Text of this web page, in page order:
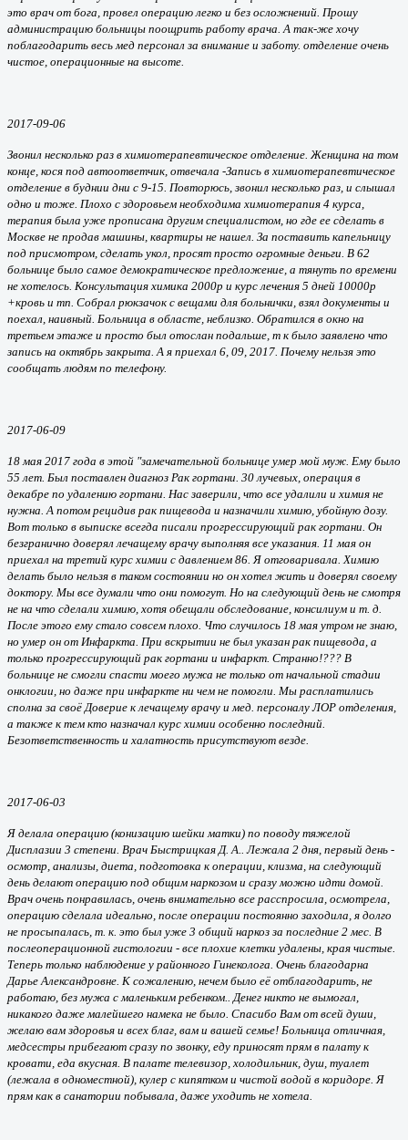
это врач от бога, провел операцию легко и без осложнений. Прошу
администрацию больницы поощрить работу врача. А так-же хочу
поблагодарить весь мед персонал за внимание и заботу. отделение очень
чистое, операционные на высоте.
2017-09-06
Звонил несколько раз в химиотерапевтическое отделение. Женщина на том
конце, кося под автоответчик, отвечала -Запись в химиотерапевтическое
отделение в буднии дни с 9-15. Повторюсь, звонил несколько раз, и слышал
одно и тоже. Плохо с здоровьем необходима химиотерапия 4 курса,
терапия была уже прописана другим специалистом, но где ее сделать в
Москве не продав машины, квартиры не нашел. За поставить капельницу
под присмотром, сделать укол, просят просто огромные деньги. В 62
больнице было самое демократическое предложение, а тянуть по времени
не хотелось. Консультация химика 2000р и курс лечения 5 дней 10000р
+кровь и тп. Собрал рюкзачок с вещами для больнички, взял документы и
поехал, наивный. Больница в областе, неблизко. Обратился в окно на
третьем этаже и просто был отослан подальше, т к было заявлено что
запись на октябрь закрыта. А я приехал 6, 09, 2017. Почему нельзя это
сообщать людям по телефону.
2017-06-09
18 мая 2017 года в этой "замечательной больнице умер мой муж. Ему было
55 лет. Был поставлен диагноз Рак гортани. 30 лучевых, операция в
декабре по удалению гортани. Нас заверили, что все удалили и химия не
нужна. А потом рецидив рак пищевода и назначили химию, убойную дозу.
Вот только в выписке всегда писали прогрессирующий рак гортани. Он
безгранично доверял лечащему врачу выполняя все указания. 11 мая он
приехал на третий курс химии с давлением 86. Я отговаривала. Химию
делать было нельзя в таком состоянии но он хотел жить и доверял своему
доктору. Мы все думали что они помогут. Но на следующий день не смотря
не на что сделали химию, хотя обещали обследование, консилиум и т. д.
После этого ему стало совсем плохо. Что случилось 18 мая утром не знаю,
но умер он от Инфаркта. При вскрытии не был указан рак пищевода, а
только прогрессирующий рак гортани и инфаркт. Странно!??? В
больнице не смогли спасти моего мужа не только от начальной стадии
онклогии, но даже при инфаркте ни чем не помогли. Мы расплатились
сполна за своё Доверие к лечащему врачу и мед. персоналу ЛОР отделения,
а также к тем кто назначал курс химии особенно последний.
Безответственность и халатность присутствуют везде.
2017-06-03
Я делала операцию (конизацию шейки матки) по поводу тяжелой
Дисплазии 3 степени. Врач Быстрицкая Д. А.. Лежала 2 дня, первый день -
осмотр, анализы, диета, подготовка к операции, клизма, на следующий
день делают операцию под общим наркозом и сразу можно идти домой.
Врач очень понравилась, очень внимательно все расспросила, осмотрела,
операцию сделала идеально, после операции постоянно заходила, я долго
не просыпалась, т. к. это был уже 3 общий наркоз за последние 2 мес. В
послеоперационной гистологии - все плохие клетки удалены, края чистые.
Теперь только наблюдение у районного Гинеколога. Очень благодарна
Дарье Александровне. К сожалению, нечем было её отблагодарить, не
работаю, без мужа с маленьким ребенком.. Денег никто не вымогал,
никакого даже малейшего намека не было. Спасибо Вам от всей души,
желаю вам здоровья и всех благ, вам и вашей семье! Больница отличная,
медсестры прибегают сразу по звонку, еду приносят прям в палату к
кровати, еда вкусная. В палате телевизор, холодильник, душ, туалет
(лежала в одноместной), кулер с кипятком и чистой водой в коридоре. Я
прям как в санатории побывала, даже уходить не хотела.